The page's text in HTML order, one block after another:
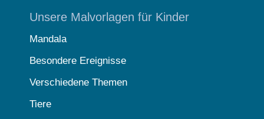
Unsere Malvorlagen für Kinder
Mandala
Besondere Ereignisse
Verschiedene Themen
Tiere